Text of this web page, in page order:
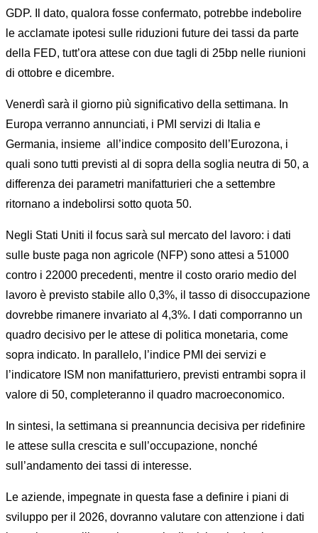
GDP. Il dato, qualora fosse confermato, potrebbe indebolire
le acclamate ipotesi sulle riduzioni future dei tassi da parte
della FED, tutt’ora attese con due tagli di 25bp nelle riunioni
di ottobre e dicembre.
Venerdì sarà il giorno più significativo della settimana. In
Europa verranno annunciati, i PMI servizi di Italia e
Germania, insieme all’indice composito dell’Eurozona, i
quali sono tutti previsti al di sopra della soglia neutra di 50, a
differenza dei parametri manifatturieri che a settembre
ritornano a indebolirsi sotto quota 50.
Negli Stati Uniti il focus sarà sul mercato del lavoro: i dati
sulle buste paga non agricole (NFP) sono attesi a 51000
contro i 22000 precedenti, mentre il costo orario medio del
lavoro è previsto stabile allo 0,3%, il tasso di disoccupazione
dovrebbe rimanere invariato al 4,3%. I dati comporranno un
quadro decisivo per le attese di politica monetaria, come
sopra indicato. In parallelo, l’indice PMI dei servizi e
l’indicatore ISM non manifatturiero, previsti entrambi sopra il
valore di 50, completeranno il quadro macroeconomico.
In sintesi, la settimana si preannuncia decisiva per ridefinire
le attese sulla crescita e sull’occupazione, nonché
sull’andamento dei tassi di interesse.
Le aziende, impegnate in questa fase a definire i piani di
sviluppo per il 2026, dovranno valutare con attenzione i dati